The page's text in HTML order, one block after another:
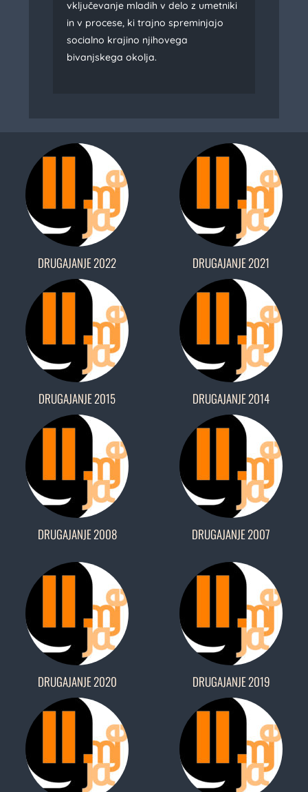
vključevanje mladih v delo z umetniki
in v procese, ki trajno spreminjajo
socialno krajino njihovega
bivanjskega okolja.
DRUGAJANJE 2022
DRUGAJANJE 2015
DRUGAJANJE 2008
DRUGAJANJE 2021
DRUGAJANJE 2014
DRUGAJANJE 2007
DRUGAJANJE 2020 DRUGAJANJE 2019